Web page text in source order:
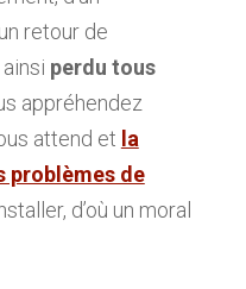
retour de
perdu tous
appréhendez
attend et la
problèmes de
d’où un moral